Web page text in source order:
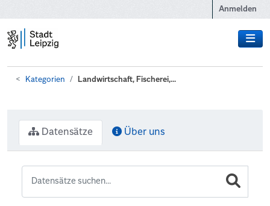
Anmelden
Kategorien Landwirtschaft, Fischerei,...
Datensätze Über uns